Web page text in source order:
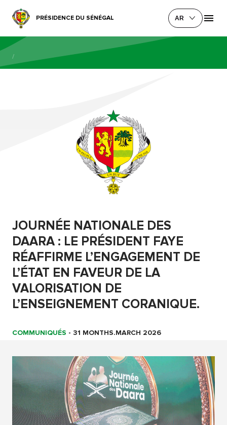
PRÉSIDENCE DU SÉNÉGAL AR
/
JOURNÉE NATIONALE DES
DAARA : LE PRÉSIDENT FAYE
RÉAFFIRME L’ENGAGEMENT DE
L’ÉTAT EN FAVEUR DE LA
VALORISATION DE
L’ENSEIGNEMENT CORANIQUE.
COMMUNIQUÉS - 31 MONTHS.MARCH 2026